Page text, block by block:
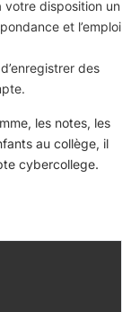
votre disposition un
et l’emploi
des
les notes, les
au collège, il
cybercollege.